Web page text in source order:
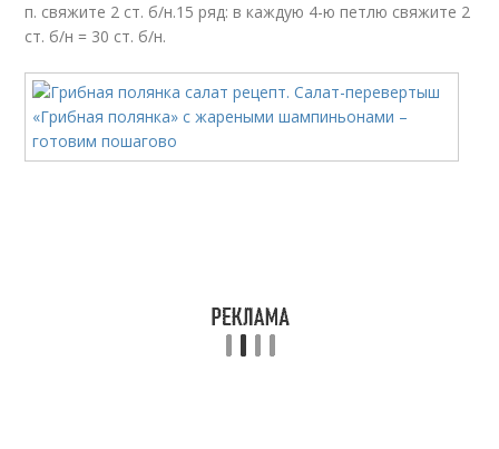
п. свяжите 2 ст. б/н.15 ряд: в каждую 4-ю петлю свяжите 2
ст. б/н = 30 ст. б/н.